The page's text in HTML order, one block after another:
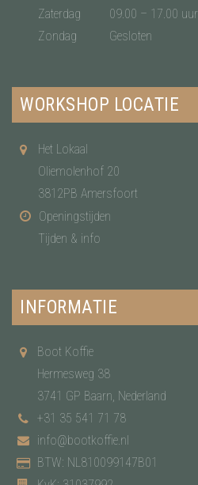
Zaterdag
09.00 – 17.00 uur
Zondag
Gesloten
WORKSHOP LOCATIE
Het Lokaal
Oliemolenhof 20
3812PB Amersfoort
Openingstijden
Tijden & info
INFORMATIE
Boot Koffie
Hermesweg 38
3741 GP Baarn, Nederland
+31 35 541 71 78
info@bootkoffie.nl
BTW: NL810099147B01